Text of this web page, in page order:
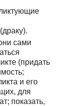
сами
(придать
и его
для
показать,